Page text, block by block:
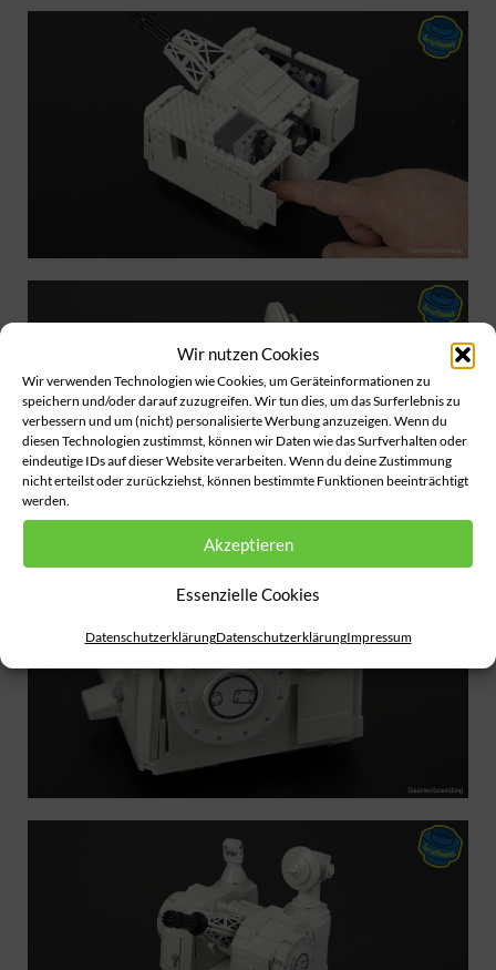
Wir nutzen Cookies
Wir verwenden Technologien wie Cookies, um Geräteinformationen zu
speichern und/oder darauf zuzugreifen. Wir tun dies, um das Surferlebnis zu
verbessern und um (nicht) personalisierte Werbung anzuzeigen. Wenn du
diesen Technologien zustimmst, können wir Daten wie das Surfverhalten oder
eindeutige IDs auf dieser Website verarbeiten. Wenn du deine Zustimmung
nicht erteilst oder zurückziehst, können bestimmte Funktionen beeinträchtigt
werden.
Akzeptieren
Essenzielle Cookies
DatenschutzerklärungDatenschutzerklärungImpressum